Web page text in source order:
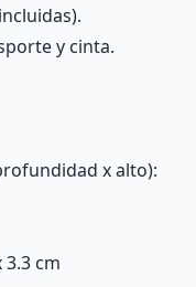
y cinta.
x alto):
3.3 cm